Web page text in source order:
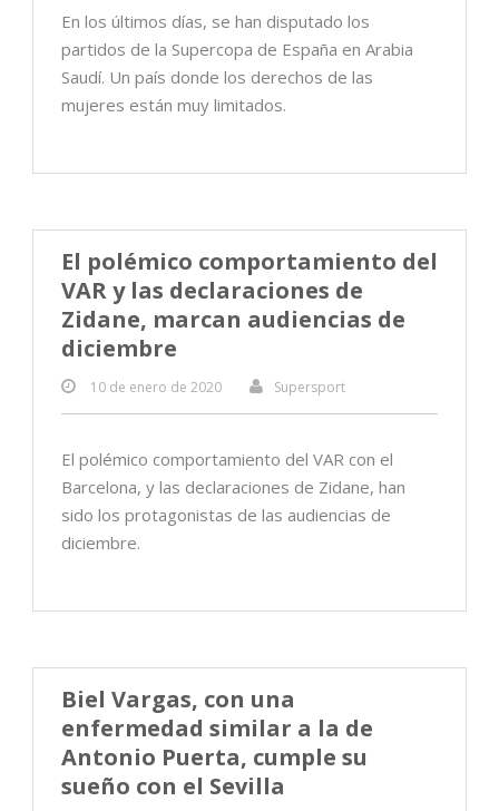
En los últimos días, se han disputado los
partidos de la Supercopa de España en Arabia
Saudí. Un país donde los derechos de las
mujeres están muy limitados.
El polémico comportamiento del
VAR y las declaraciones de
Zidane, marcan audiencias de
diciembre
10 de enero de 2020 Supersport
El polémico comportamiento del VAR con el
Barcelona, y las declaraciones de Zidane, han
sido los protagonistas de las audiencias de
diciembre.
Biel Vargas, con una
enfermedad similar a la de
Antonio Puerta, cumple su
sueño con el Sevilla